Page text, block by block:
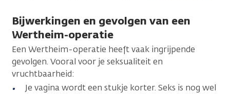
Bijwerkingen en gevolgen van een
Wertheim-operatie
Een Wertheim-operatie heeft vaak ingrijpende
gevolgen. Vooral voor je seksualiteit en
vruchtbaarheid:
Je vagina wordt een stukje korter. Seks is nog wel